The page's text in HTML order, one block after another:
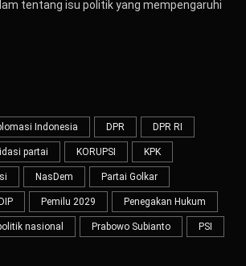
tentang isu politik yang mempengaruhi
Indonesia DPR DPR RI
partai KORUPSI KPK
NasDem Partai Golkar
Pemilu 2029 Penegakan Hukum
nasional Prabowo Subianto PSI